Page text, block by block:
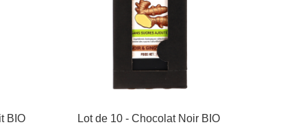
BIO
Panier
Lot de 10 - Chocolat Noir BIO